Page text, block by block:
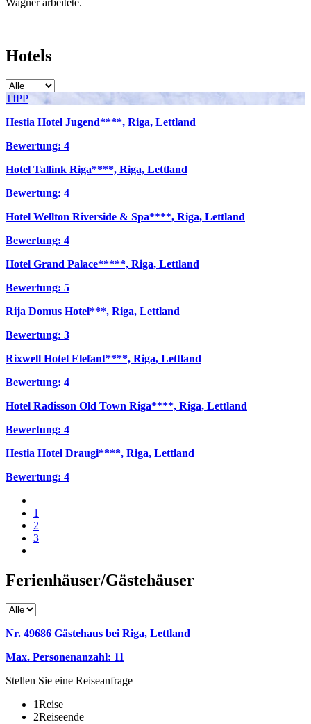
Hotels
TIPP
Hestia Hotel Jugend****, Riga, Lettland
Bewertung: 4
Hotel Tallink Riga****, Riga, Lettland
Bewertung: 4
Hotel Wellton Riverside & Spa****, Riga, Lettland
Bewertung: 4
Hotel Grand Palace*****, Riga, Lettland
Bewertung: 5
Rija Domus Hotel***, Riga, Lettland
Bewertung: 3
Rixwell Hotel Elefant****, Riga, Lettland
Bewertung: 4
Hotel Radisson Old Town Riga****, Riga, Lettland
Bewertung: 4
Hestia Hotel Draugi****, Riga, Lettland
Bewertung: 4
1
2
3
Ferienhäuser/Gästehäuser
Nr. 49686 Gästehaus bei Riga, Lettland
Max. Personenanzahl: 11
Stellen Sie eine Reiseanfrage
1Reise
2Reiseende